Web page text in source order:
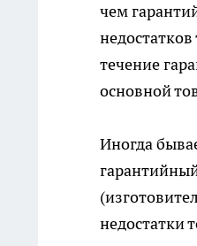
чем
течение
основной
Иногда
недостатки